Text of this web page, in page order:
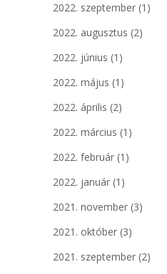
2022. szeptember (1)
2022. augusztus (2)
2022. június (1)
2022. május (1)
2022. április (2)
2022. március (1)
2022. február (1)
2022. január (1)
2021. november (3)
2021. október (3)
2021. szeptember (2)